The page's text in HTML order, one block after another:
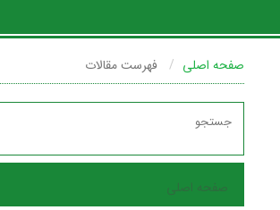
صفحه اصلی فهرست مقالات
صفحه اصلی